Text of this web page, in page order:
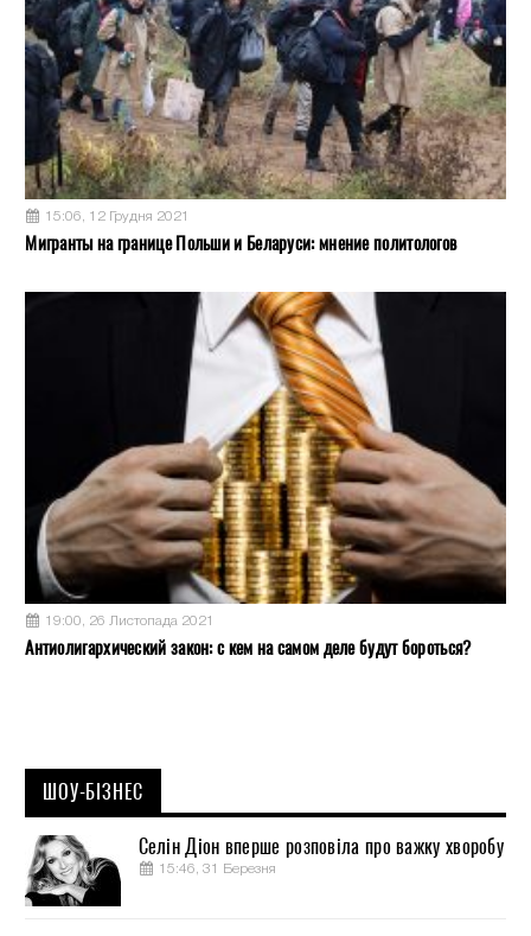
15:06, 12 Грудня 2021
Мигранты на границе Польши и Беларуси: мнение политологов
19:00, 26 Листопада 2021
Антиолигархический закон: с кем на самом деле будут бороться?
ШОУ-БІЗНЕС
Селін Діон вперше розповіла про важку хворобу
15:46, 31 Березня